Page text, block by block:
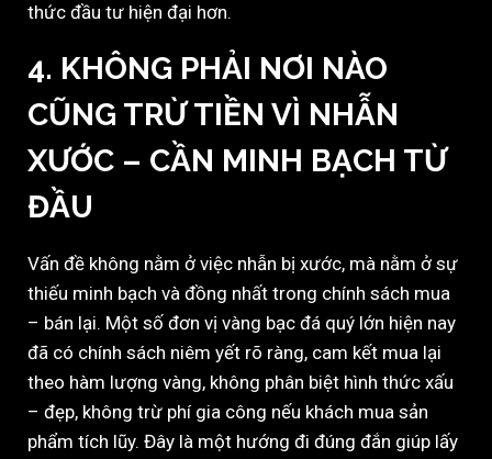
thức đầu tư hiện đại hơn.
4. KHÔNG PHẢI NƠI NÀO
CŨNG TRỪ TIỀN VÌ NHẪN
XƯỚC – CẦN MINH BẠCH TỪ
ĐẦU
Vấn đề không nằm ở việc nhẫn bị xước, mà nằm ở sự
thiếu minh bạch và đồng nhất trong chính sách mua
– bán lại. Một số đơn vị vàng bạc đá quý lớn hiện nay
đã có chính sách niêm yết rõ ràng, cam kết mua lại
theo hàm lượng vàng, không phân biệt hình thức xấu
– đẹp, không trừ phí gia công nếu khách mua sản
phẩm tích lũy. Đây là một hướng đi đúng đắn giúp lấy